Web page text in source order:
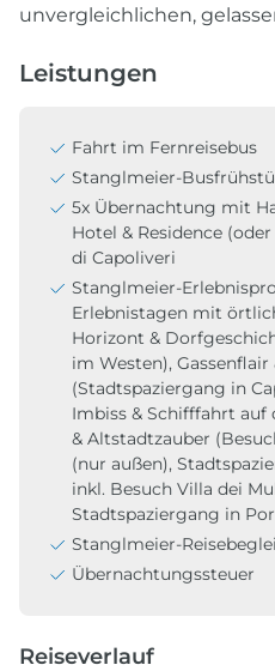
unvergleichlichen,
Leistungen
Fahrt im Fernreisebus
Stanglmeier-
5x Übernachtung mit
Hotel & Residence
di Capoliveri
Stanglmeier-
Erlebnistagen mit
Horizont &
im Westen),
(Stadtspaziergang in
Imbiss & Schifffahrt auf
& Altstadtzauber
(nur außen),
inkl. Besuch Villa dei
Stadtspaziergang in
Stanglmeier-
Übernachtungssteuer
Reiseverlauf